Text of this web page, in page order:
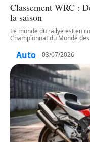
Classement WRC :
la saison
Le monde du rallye est en
Championnat du Monde des
Auto 03/07/2026